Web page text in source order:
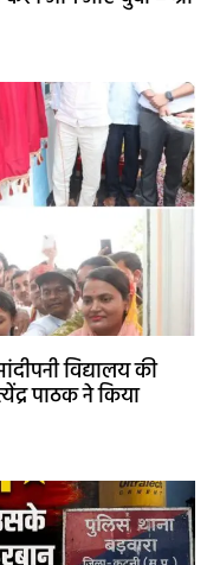
विद्यालय की
पाठक ने किया